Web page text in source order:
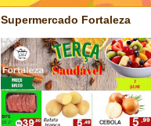
Supermercado Fortaleza